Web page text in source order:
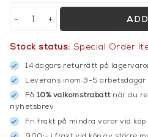
+
-
Stock status: Special Order
14 dagars returrätt på
Leverans inom 3-5 arbetsdagar
Få 10% välkomstrabattnär du
nyhetsbrev
Fri frakt på mindra varor vid